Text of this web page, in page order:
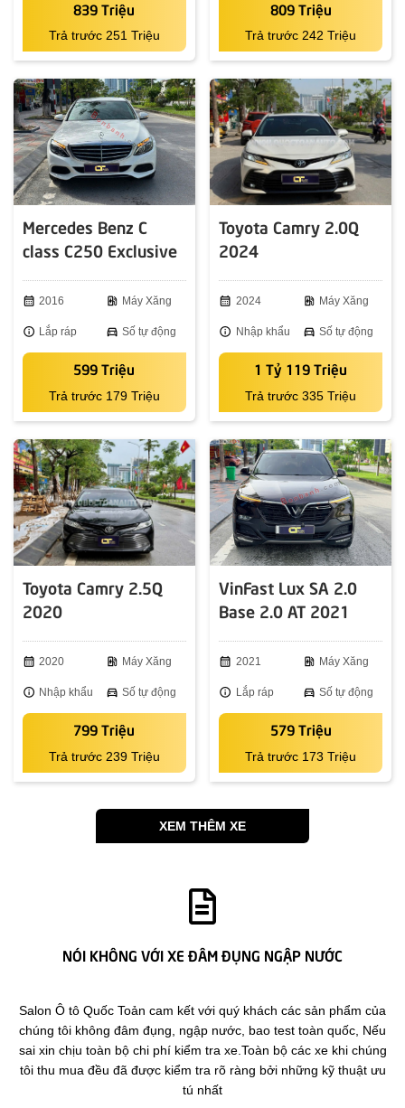
839 Triệu
Trả trước 251 Triệu
809 Triệu
Trả trước 242 Triệu
Mercedes Benz C
class C250 Exclusive
calendar_month 2016 ev_station Máy Xăng
info Lắp ráp directions_car Số tự động
599 Triệu
Trả trước 179 Triệu
Toyota Camry 2.0Q
2024
calendar_month 2024 ev_station Máy Xăng
info Nhập khẩu directions_car Số tự động
1 Tỷ 119 Triệu
Trả trước 335 Triệu
Toyota Camry 2.5Q
2020
calendar_month 2020 ev_station Máy Xăng
info Nhập khẩu directions_car Số tự động
799 Triệu
Trả trước 239 Triệu
VinFast Lux SA 2.0
Base 2.0 AT 2021
calendar_month 2021 ev_station Máy Xăng
info Lắp ráp directions_car Số tự động
579 Triệu
Trả trước 173 Triệu
XEM THÊM XE
NÓI KHÔNG VỚI XE ĐÂM ĐỤNG NGẬP NƯỚC
Salon Ô tô Quốc Toản cam kết với quý khách các sản phẩm của
chúng tôi không đâm đụng, ngập nước, bao test toàn quốc, Nếu
sai xin chịu toàn bộ chi phí kiểm tra xe.Toàn bộ các xe khi chúng
tôi thu mua đều đã được kiểm tra rõ ràng bởi những kỹ thuật ưu
tú nhất